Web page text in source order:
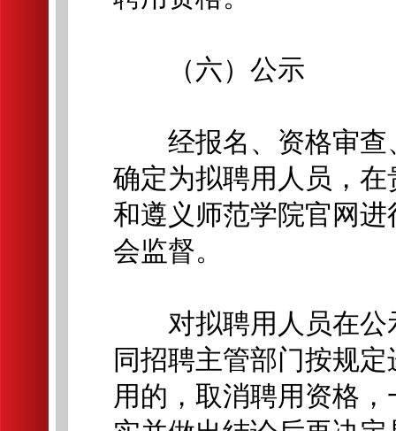
（六）公示
经报名、资格审查
确定为拟聘用人员，
和遵义师范学院官网
会监督。
对拟聘用人员在公
同招聘主管部门按规
用的，取消聘用资格